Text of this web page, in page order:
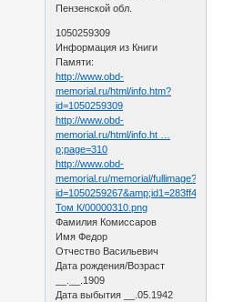
Пензенской обл.
1050259309
Информация из Книги
Памяти:
http://www.obd-
memorial.ru/html/info.htm?
id=1050259309
http://www.obd-
memorial.ru/html/info.ht …
p;page=310
http://www.obd-
memorial.ru/memorial/fullimage?
Том К/00000310.png
Фамилия Комиссаров
Имя Федор
Отчество Васильевич
Дата рождения/Возраст
__.__.1909
Дата выбытия __.05.1942